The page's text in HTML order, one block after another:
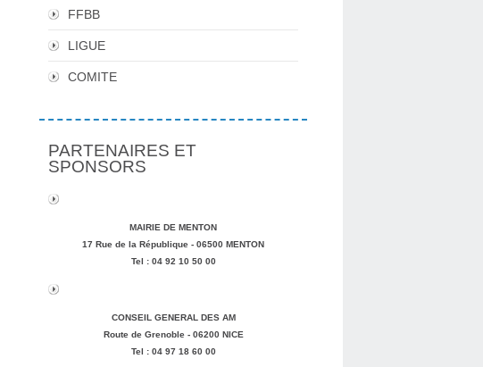
FFBB
LIGUE
COMITE
PARTENAIRES ET
SPONSORS
MAIRIE DE MENTON
17 Rue de la République - 06500 MENTON
Tel : 04 92 10 50 00
CONSEIL GENERAL DES AM
Route de Grenoble - 06200 NICE
Tel : 04 97 18 60 00